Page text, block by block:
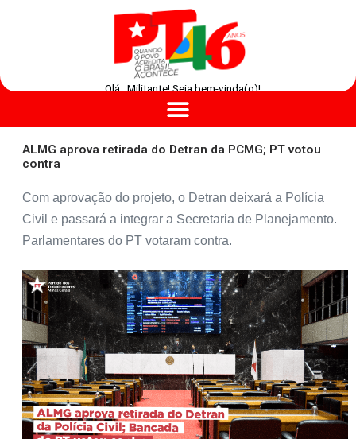
Olá , Militante! Seja bem-vinda(o)!
ALMG aprova retirada do Detran da PCMG; PT votou
contra
Com aprovação do projeto, o Detran deixará a Polícia
Civil e passará a integrar a Secretaria de Planejamento.
Parlamentares do PT votaram contra.